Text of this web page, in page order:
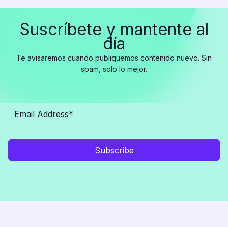
Suscríbete y mantente al
día
Te avisaremos cuando publiquemos contenido nuevo. Sin
spam, solo lo mejor.
Subscribe